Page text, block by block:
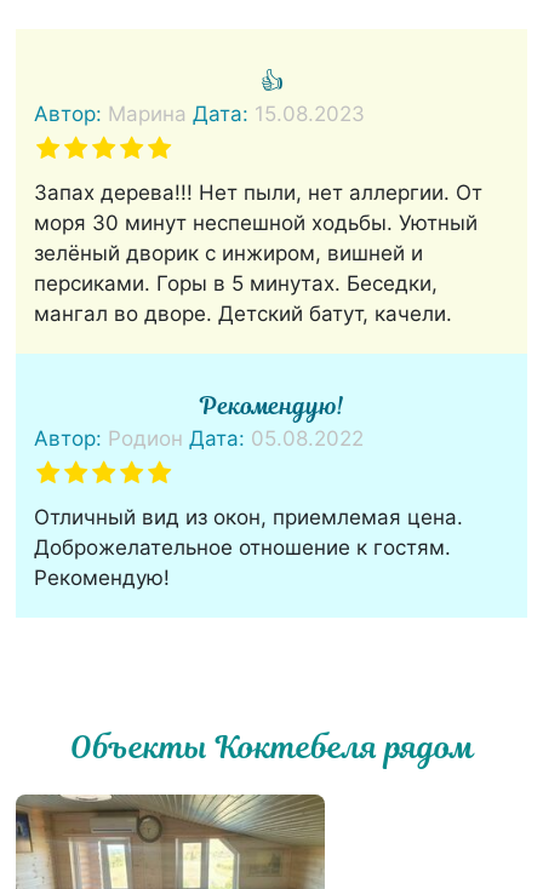
👍
Автор: Марина Дата: 15.08.2023
Запах дерева!!! Нет пыли, нет аллергии. От
моря 30 минут неспешной ходьбы. Уютный
зелёный дворик с инжиром, вишней и
персиками. Горы в 5 минутах. Беседки,
мангал во дворе. Детский батут, качели.
Рекомендую!
Автор: Родион Дата: 05.08.2022
Отличный вид из окон, приемлемая цена.
Доброжелательное отношение к гостям.
Рекомендую!
Объекты Коктебеля рядом